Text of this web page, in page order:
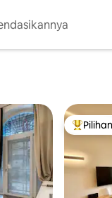
Pilihan